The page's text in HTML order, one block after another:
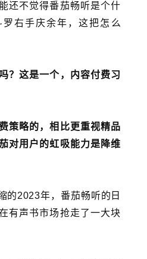
还不觉得番茄畅听是个什
右手庆余年，这把怎么
？这是一个，内容付费习
策略的，相比更重视精品
对用户的虹吸能力是降维
的2023年，番茄畅听的日
有声书市场抢走了一大块